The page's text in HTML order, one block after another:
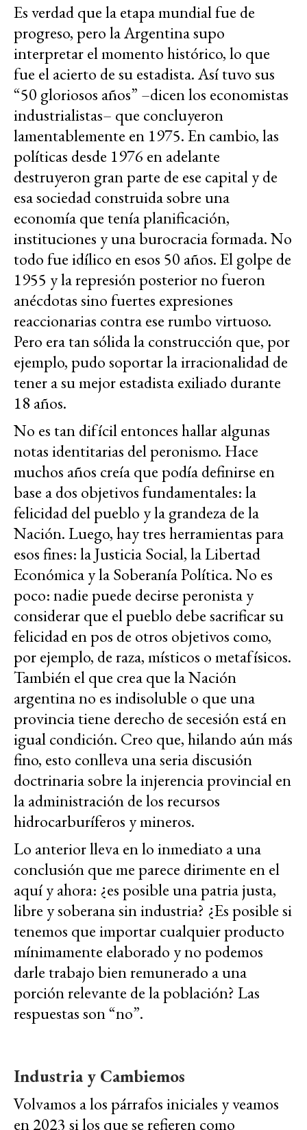
Es verdad que la etapa mundial fue de
progreso, pero la Argentina supo
interpretar el momento histórico, lo que
fue el acierto de su estadista. Así tuvo sus
“50 gloriosos años” –dicen los economistas
industrialistas– que concluyeron
lamentablemente en 1975. En cambio, las
políticas desde 1976 en adelante
destruyeron gran parte de ese capital y de
esa sociedad construida sobre una
economía que tenía planificación,
instituciones y una burocracia formada. No
todo fue idílico en esos 50 años. El golpe de
1955 y la represión posterior no fueron
anécdotas sino fuertes expresiones
reaccionarias contra ese rumbo virtuoso.
Pero era tan sólida la construcción que, por
ejemplo, pudo soportar la irracionalidad de
tener a su mejor estadista exiliado durante
18 años.
No es tan difícil entonces hallar algunas
notas identitarias del peronismo. Hace
muchos años creía que podía definirse en
base a dos objetivos fundamentales: la
felicidad del pueblo y la grandeza de la
Nación. Luego, hay tres herramientas para
esos fines: la Justicia Social, la Libertad
Económica y la Soberanía Política. No es
poco: nadie puede decirse peronista y
considerar que el pueblo debe sacrificar su
felicidad en pos de otros objetivos como,
por ejemplo, de raza, místicos o metafísicos.
También el que crea que la Nación
argentina no es indisoluble o que una
provincia tiene derecho de secesión está en
igual condición. Creo que, hilando aún más
fino, esto conlleva una seria discusión
doctrinaria sobre la injerencia provincial en
la administración de los recursos
hidrocarburíferos y mineros.
Lo anterior lleva en lo inmediato a una
conclusión que me parece dirimente en el
aquí y ahora: ¿es posible una patria justa,
libre y soberana sin industria? ¿Es posible si
tenemos que importar cualquier producto
mínimamente elaborado y no podemos
darle trabajo bien remunerado a una
porción relevante de la población? Las
respuestas son “no”.
Industria y Cambiemos
Volvamos a los párrafos iniciales y veamos
en 2023 si los que se refieren como